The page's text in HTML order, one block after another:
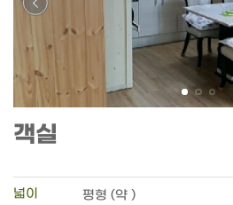
객실
넓이
평형 (약 )